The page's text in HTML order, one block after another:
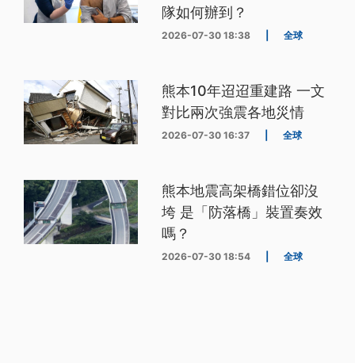
隊如何辦到？
2026-07-30 18:38 全球
熊本10年迢迢重建路 一文
對比兩次強震各地災情
2026-07-30 16:37 全球
熊本地震高架橋錯位卻沒
垮 是「防落橋」裝置奏效
嗎？
2026-07-30 18:54 全球